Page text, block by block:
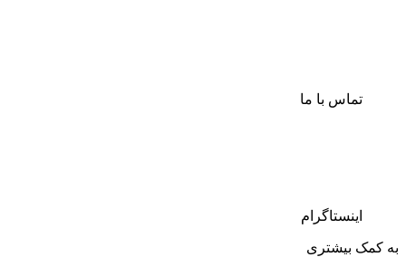
تماس با ما
اینستاگرام
به کمک بیشتری